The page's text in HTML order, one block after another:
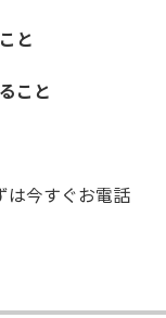
と
こと
は今すぐお電話